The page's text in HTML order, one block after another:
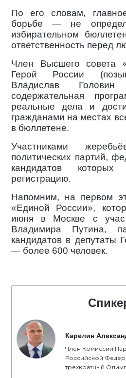
По его словам,
борьбе — не
избирательном
ответственность перед
Член Высшего совета
Герой России
Владислав
содержательная
реальные дела и
гражданами на местах
в бюллетене.
Участниками
политических партий,
кандидатов
регистрацию.
Напомним, на первом
«Единой России»,
июня в Москве с
Владимира Путина,
кандидатов в депутаты
— более 600 человек.
Карелин
Член Комиссии
Российской
трехкратный